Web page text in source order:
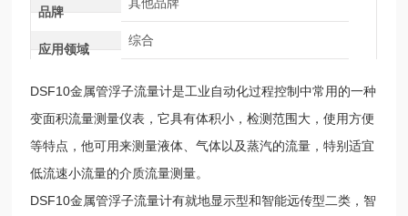
品牌
应用领域
综合
DSF10金属管浮子流量计是工业自动化过程控制中常用的一种
变面积流量测量仪表，它具有体积小，检测范围大，使用方便
等特点，他可用来测量液体、气体以及蒸汽的流量，特别适宜
低流速小流量的介质流量测量。
DSF10金属管浮子流量计有就地显示型和智能远传型二类，智